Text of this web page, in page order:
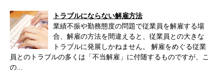
トラブルにならない解雇方法
業績不振や勤務態度の問題で従業員を解雇する場
合、解雇の方法を間違えると、従業員との大きな
トラブルに発展しかねません。 解雇をめぐる従業
員とのトラブルの多くは「不当解雇」に付随するものですが、こ
の...